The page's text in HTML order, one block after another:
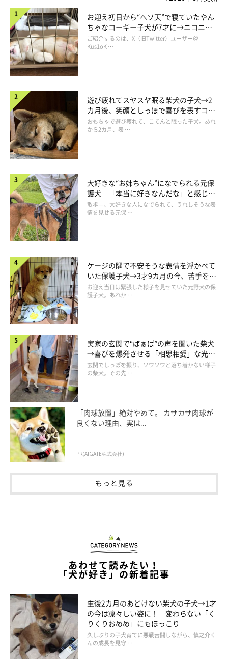
お迎え初日から“ヘソ天”で寝ていたやん
ちゃなコーギー子犬が7才に→ニコニ
コ“コーギースマイル”が魅力のコに成
長！
ご紹介するのは、X（旧Twitter）ユーザー＠
Kus1oK …
遊び疲れてスヤスヤ眠る柴犬の子犬→2
カ月後、笑顔としっぽで喜びを表すコに
成長！
おもちゃで遊び疲れて、こてんと眠った子犬。あれ
から2カ月、表 …
大好きな“お姉ちゃん”になでられる元保
護犬 「本当に好きなんだな」と感じる
表情にほっこり
散歩中、大好きな人になでられて、うれしそうな表
情を見せる元保 …
ケージの隅で不安そうな表情を浮かべて
いた保護子犬→3才9カ月の今、苦手を克
服し頼もしいコに成長！
お迎え当日は緊張した様子を見せていた元野犬の保
護子犬。あれか …
実家の玄関で“ばぁば”の声を聞いた柴犬
→喜びを爆発させる「相思相愛」な光景
にほっこり
玄関でしっぽを振り、ソワソワと落ち着かない様子
の柴犬。その先 …
「肉球放置」絶対やめて。 カサカサ肉球が
良くない理由、実は...
PR(AIGATE株式会社)
もっと見る
あわせて読みたい！
「犬が好き」の新着記事
生後2カ月のあどけない柴犬の子犬→1才
の今は凛々しい姿に！ 変わらない「く
りくりおめめ」にもほっこり
久しぶりの子犬育てに悪戦苦闘しながら、慎之介く
んの成長を見守 …